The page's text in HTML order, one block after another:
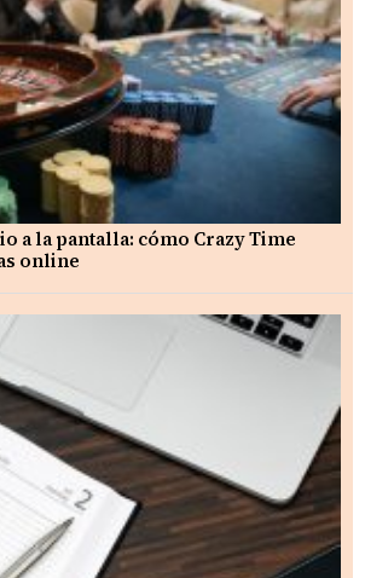
a la pantalla: cómo Crazy Time
online